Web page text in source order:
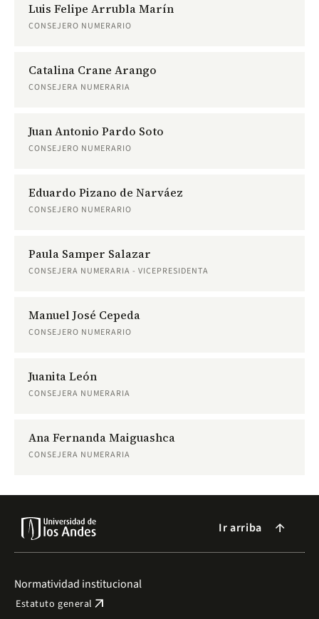
Luis Felipe Arrubla Marín
CONSEJERO NUMERARIO
Catalina Crane Arango
CONSEJERA NUMERARIA
Juan Antonio Pardo Soto
CONSEJERO NUMERARIO
Eduardo Pizano de Narváez
CONSEJERO NUMERARIO
Paula Samper Salazar
CONSEJERA NUMERARIA - VICEPRESIDENTA
Manuel José Cepeda
CONSEJERO NUMERARIO
Juanita León
CONSEJERA NUMERARIA
Ana Fernanda Maiguashca
CONSEJERA NUMERARIA
Ir arriba arrow_forward
Normatividad institucional
Estatuto general arrow_outward